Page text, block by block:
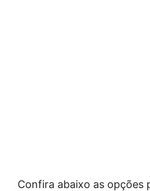
Confira abaixo as opções